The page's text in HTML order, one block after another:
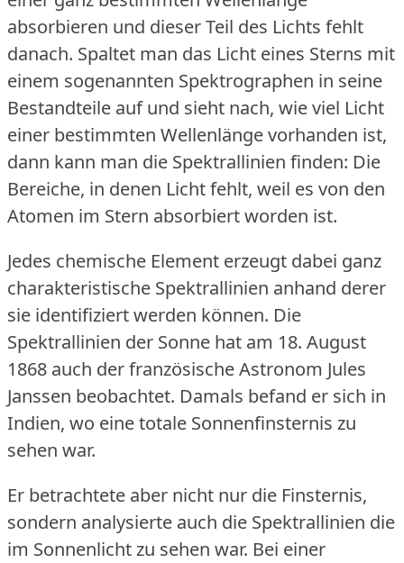
absorbieren und dieser Teil des Lichts fehlt
danach. Spaltet man das Licht eines Sterns mit
einem sogenannten Spektrographen in seine
Bestandteile auf und sieht nach, wie viel Licht
einer bestimmten Wellenlänge vorhanden ist,
dann kann man die Spektrallinien finden: Die
Bereiche, in denen Licht fehlt, weil es von den
Atomen im Stern absorbiert worden ist.
Jedes chemische Element erzeugt dabei ganz
charakteristische Spektrallinien anhand derer
sie identifiziert werden können. Die
Spektrallinien der Sonne hat am 18. August
1868 auch der französische Astronom Jules
Janssen beobachtet. Damals befand er sich in
Indien, wo eine totale Sonnenfinsternis zu
sehen war.
Er betrachtete aber nicht nur die Finsternis,
sondern analysierte auch die Spektrallinien die
im Sonnenlicht zu sehen war. Bei einer